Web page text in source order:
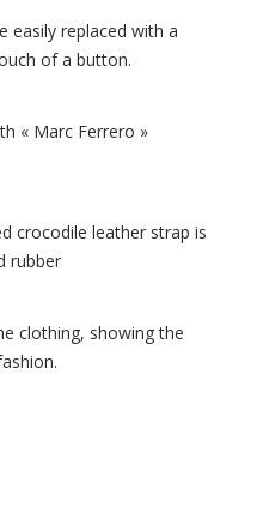
easily replaced with a
of a button.
« Marc Ferrero »
crocodile leather strap is
rubber
clothing, showing the